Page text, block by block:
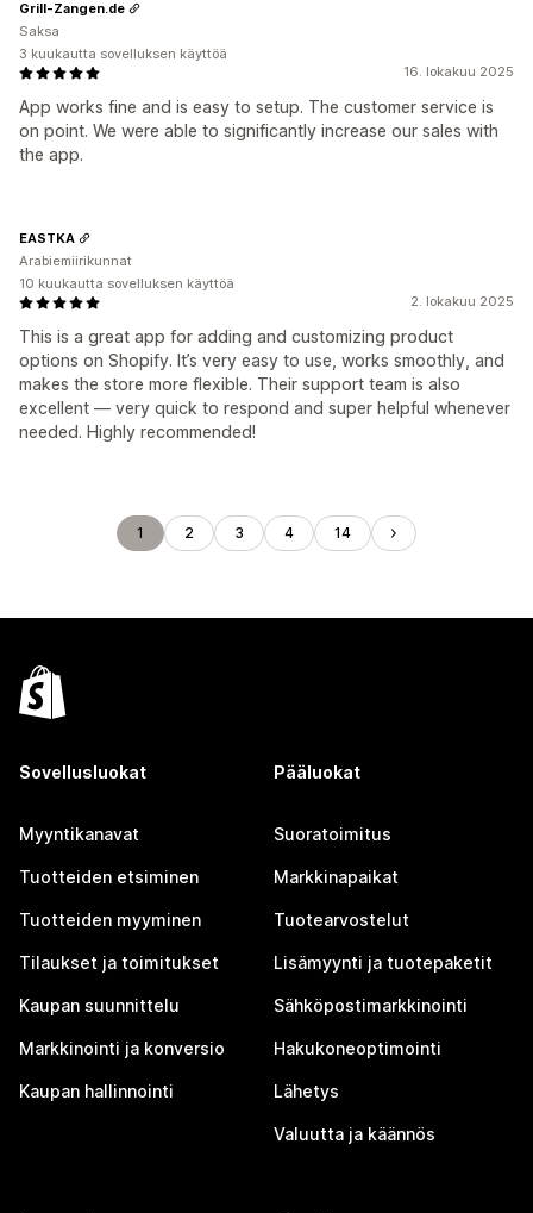
16. lokakuu 2025
App works fine and is easy to setup. The customer service is
on point. We were able to significantly increase our sales with
the app.
Grill-Zangen.de
Saksa
3 kuukautta sovelluksen käyttöä
2. lokakuu 2025
This is a great app for adding and customizing product
options on Shopify. It’s very easy to use, works smoothly, and
makes the store more flexible. Their support team is also
excellent — very quick to respond and super helpful whenever
needed. Highly recommended!
EASTKA
Arabiemiirikunnat
10 kuukautta sovelluksen käyttöä
1 2 3 4 14
Sovellusluokat
Myyntikanavat
Tuotteiden etsiminen
Tuotteiden myyminen
Tilaukset ja toimitukset
Kaupan suunnittelu
Markkinointi ja konversio
Kaupan hallinnointi
Pääluokat
Suoratoimitus
Markkinapaikat
Tuotearvostelut
Lisämyynti ja tuotepaketit
Sähköpostimarkkinointi
Hakukoneoptimointi
Lähetys
Valuutta ja käännös